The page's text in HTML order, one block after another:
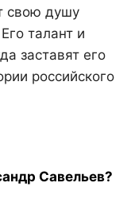
свою душу
талант и
заставят его
российского
Савельев?